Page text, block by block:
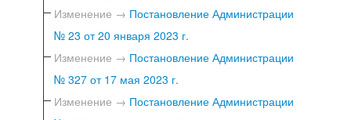
Изменение → Постановление Администрации
№ 23 от 20 января 2023 г.
Изменение → Постановление Администрации
№ 327 от 17 мая 2023 г.
Изменение → Постановление Администрации